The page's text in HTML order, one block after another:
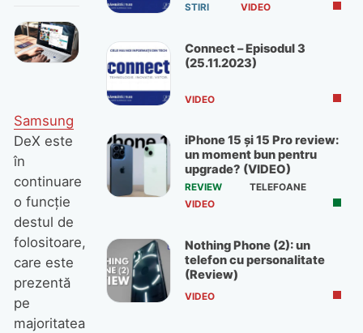
Samsung
DeX este
în
continuare
o funcție
destul de
folositoare,
care este
prezentă
pe
majoritatea
STIRI VIDEO
Connect – Episodul 3
(25.11.2023)
VIDEO
iPhone 15 și 15 Pro review:
un moment bun pentru
upgrade? (VIDEO)
REVIEW
TELEFOANE
VIDEO
Nothing Phone (2): un
telefon cu personalitate
(Review)
VIDEO